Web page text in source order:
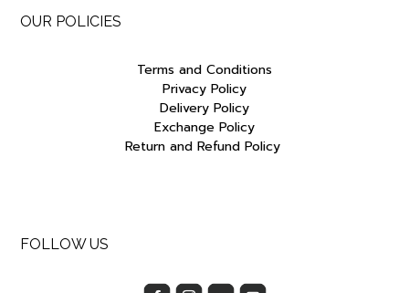
OUR POLICIES
Terms and Conditions
Privacy Policy
Delivery Policy
Exchange Policy
Return and Refund Policy
FOLLOW US